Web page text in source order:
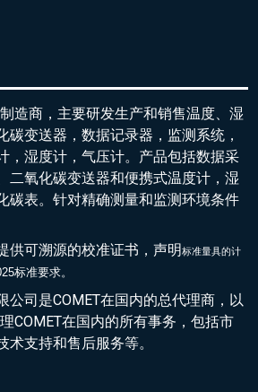
造商，主要研发生产和销售温度、湿
碳变送器，数据记录器，监测系统，
，湿度计，气压计。产品包括数据采
二氧化碳变送器和便携式温度计，湿
碳表。针对精确测量和监测环境条件
供可溯源的校准证书，声明标准量具的计
标准要求。
公司是COMET在国内的总代理商，以
COMET在国内的所有事务，包括市
支持和售后服务等。